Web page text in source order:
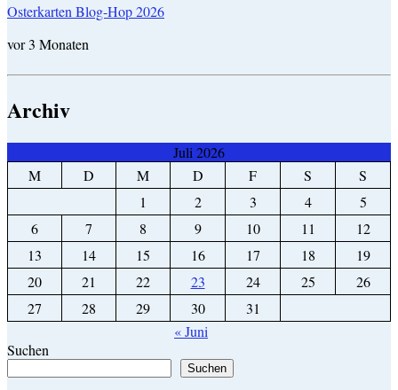
Osterkarten Blog-Hop 2026
vor 3 Monaten
Archiv
Juli 2026
M
D M D F S
S
1
2 3 4
5
6
7 8 9 10 11
12
13
14 15 16 17 18
19
20
21 22 23 24 25
26
27
28 29 30
31
« Juni
Suchen
Suchen